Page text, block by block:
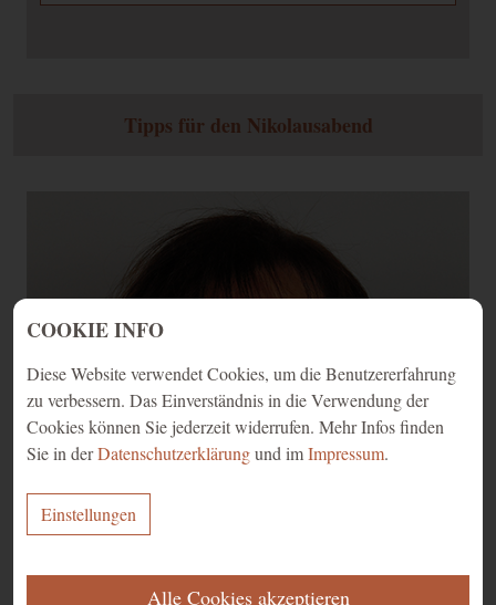
Tipps für den Nikolausabend
COOKIE INFO
Diese Website verwendet Cookies, um die Benutzererfahrung
zu verbessern. Das Einverständnis in die Verwendung der
Cookies können Sie jederzeit widerrufen. Mehr Infos finden
Sie in derDatenschutzerklärungund imImpressum.
Einstellungen
Alle Cookies akzeptieren